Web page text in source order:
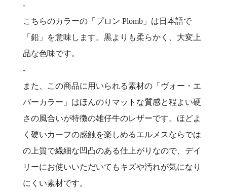
-
こちらのカラーの「プロン Plomb」は日本語で
「鉛」を意味します。黒よりも柔らかく、大変上
品な色味です。
-
また、この商品に用いられる素材の「ヴォー・エ
バーカラー」はほんのりマットな質感と程よい硬
さの風合いが特徴の雄仔牛のレザーです。ほどよ
く硬いカーフの感触を楽しめるエルメスならでは
の上質で繊細な凹凸のある仕上がりなので、デイ
リーにお使いいただいてもキズや汚れが気になり
にくい素材です。